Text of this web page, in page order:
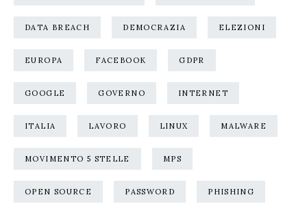
DATA BREACH DEMOCRAZIA ELEZIONI
EUROPA FACEBOOK GDPR
GOOGLE GOVERNO INTERNET
ITALIA LAVORO LINUX MALWARE
MOVIMENTO 5 STELLE MPS
OPEN SOURCE PASSWORD PHISHING